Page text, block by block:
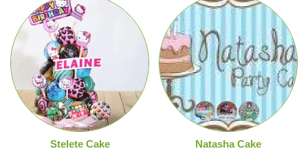
Stelete Cake
Natasha Cake